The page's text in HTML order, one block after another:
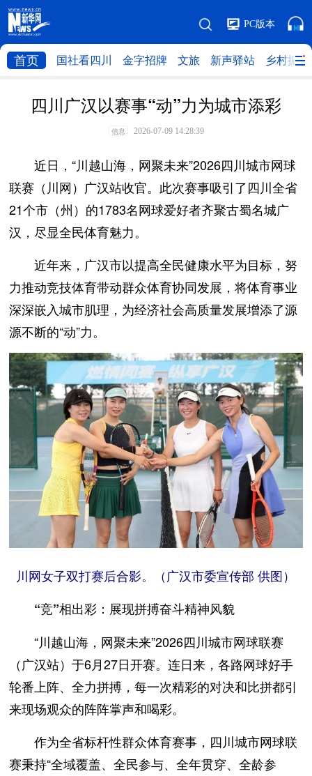
PC版本
首页 国社看四川 金字招牌 文旅 新声驿站 乡村振兴
四川广汉以赛事“动”力为城市添彩
信息 2026-07-09 14:28:39
近日，“川越山海，网聚未来”2026四川城市网球
联赛（川网）广汉站收官。此次赛事吸引了四川全省
21个市（州）的1783名网球爱好者齐聚古蜀名城广
汉，尽显全民体育魅力。
近年来，广汉市以提高全民健康水平为目标，努
力推动竞技体育带动群众体育协同发展，将体育事业
深深嵌入城市肌理，为经济社会高质量发展增添了源
源不断的“动”力。
川网女子双打赛后合影。（广汉市委宣传部 供图）
“竞”相出彩：展现拼搏奋斗精神风貌
“川越山海，网聚未来”2026四川城市网球联赛
（广汉站）于6月27日开赛。连日来，各路网球好手
轮番上阵、全力拼搏，每一次精彩的对决和比拼都引
来现场观众的阵阵掌声和喝彩。
作为全省标杆性群众体育赛事，四川城市网球联
赛秉持“全域覆盖、全民参与、全年贯穿、全龄参